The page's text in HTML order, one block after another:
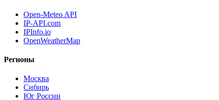
Open-Meteo API
IP-API.com
IPInfo.io
OpenWeatherMap
Регионы
Москва
Сибирь
Юг России